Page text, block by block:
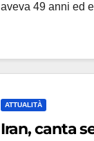
aveva 49 anni ed
ATTUALITÀ
Iran, canta